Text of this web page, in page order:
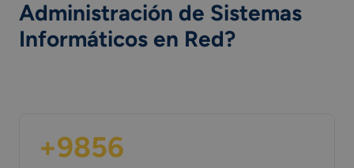
Administración de Sistemas
Informáticos en Red?
+9856